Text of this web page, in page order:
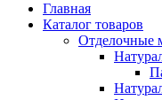
Главная
Каталог товаров
Отделочные